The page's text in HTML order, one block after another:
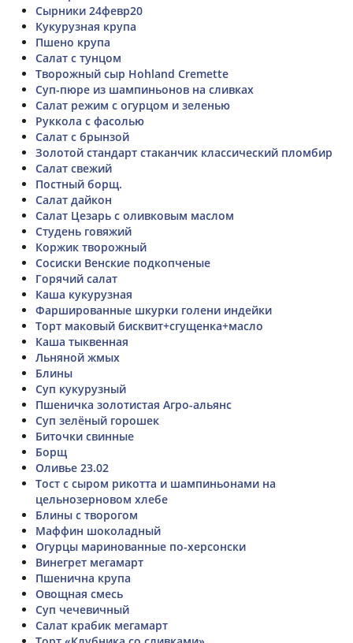
Сырники 24февр20
Кукурузная крупа
Пшено крупа
Салат с тунцом
Творожный сыр Hohland Cremette
Суп-пюре из шампиньонов на сливках
Салат режим с огурцом и зеленью
Руккола с фасолью
Салат с брынзой
Золотой стандарт стаканчик классический пломбир
Салат свежий
Постный борщ.
Салат дайкон
Салат Цезарь с оливковым маслом
Студень говяжий
Коржик творожный
Сосиски Венские подкопченые
Горячий салат
Каша кукурузная
Фаршированные шкурки голени индейки
Торт маковый бисквит+сгущенка+масло
Каша тыквенная
Льняной жмых
Блины
Суп кукурузный
Пшеничка золотистая Агро-альянс
Суп зелёный горошек
Биточки свинные
Борщ
Оливье 23.02
Тост с сыром рикотта и шампиньонами на
цельнозерновом хлебе
Блины с творогом
Маффин шоколадный
Огурцы маринованные по-херсонски
Винегрет мегамарт
Пшенична крупа
Овощная смесь
Суп чечевичный
Салат крабик мегамарт